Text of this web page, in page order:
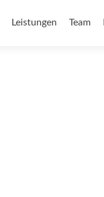
Leistungen Team